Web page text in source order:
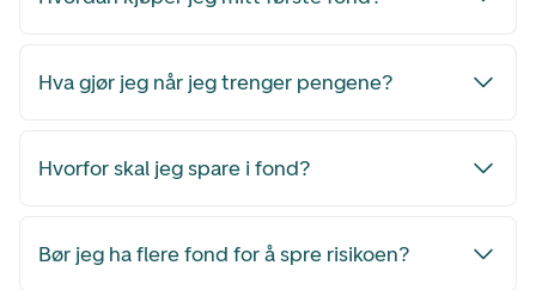
Hva gjør jeg når jeg trenger pengene?
Hvorfor skal jeg spare i fond?
Bør jeg ha flere fond for å spre risikoen?